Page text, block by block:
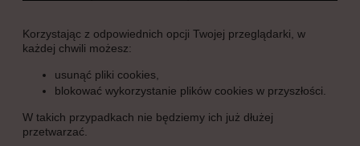
Korzystając z odpowiednich opcji Twojej przeglądarki, w
każdej chwili możesz:
usunąć pliki cookies,
blokować wykorzystanie plików cookies w przyszłości.
W takich przypadkach nie będziemy ich już dłużej
przetwarzać.